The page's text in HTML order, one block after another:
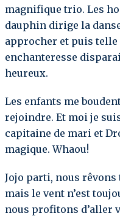
magnifique trio. Les
dauphin dirige la
approcher et puis
enchanteresse
heureux.
Les enfants me
rejoindre. Et moi je
capitaine de mari et
magique. Whaou!
Jojo parti, nous
mais le vent n’est
nous profitons d’aller